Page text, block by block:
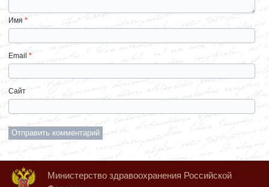
Имя*
Email*
Сайт
Министерство здравоохранения Российской